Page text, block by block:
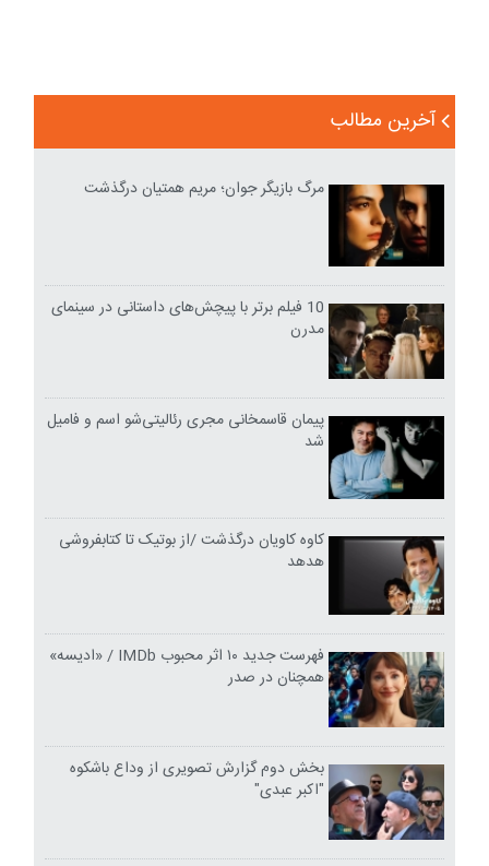
آخرین مطالب
مرگ بازیگر جوان؛ مریم همتیان درگذشت
10 فیلم برتر با پیچش‌های داستانی در سینمای
مدرن
پیمان قاسمخانی مجری رئالیتی‌شو اسم و فامیل
شد
کاوه کاویان درگذشت /از بوتیک تا کتابفروشی
هدهد
فهرست جدید ۱۰ اثر محبوب IMDb / «ادیسه»
همچنان در صدر
بخش دوم گزارش تصویری از وداع باشکوه
"اکبر عبدی"